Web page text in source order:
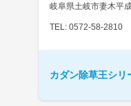
岐阜県土岐市妻木平
TEL: 0572-58-2810
カダン除草王シリ